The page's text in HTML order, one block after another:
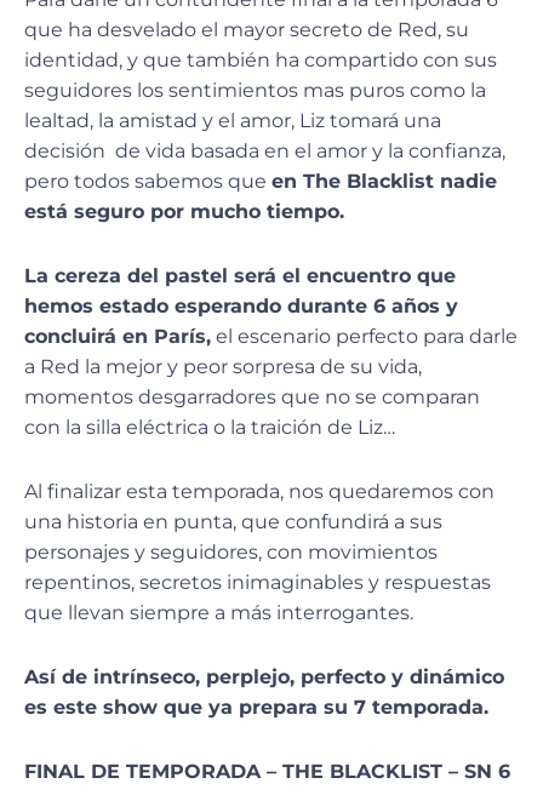
que ha desvelado el mayor secreto de Red, su
identidad, y que también ha compartido con sus
seguidores los sentimientos mas puros como la
lealtad, la amistad y el amor, Liz tomará una
decisión de vida basada en el amor y la confianza,
pero todos sabemos que en The Blacklist nadie
está seguro por mucho tiempo.
La cereza del pastel será el encuentro que
hemos estado esperando durante 6 años y
concluirá en París, el escenario perfecto para darle
a Red la mejor y peor sorpresa de su vida,
momentos desgarradores que no se comparan
con la silla eléctrica o la traición de Liz…
Al finalizar esta temporada, nos quedaremos con
una historia en punta, que confundirá a sus
personajes y seguidores, con movimientos
repentinos, secretos inimaginables y respuestas
que llevan siempre a más interrogantes.
Así de intrínseco, perplejo, perfecto y dinámico
es este show que ya prepara su 7 temporada.
FINAL DE TEMPORADA – THE BLACKLIST – SN 6